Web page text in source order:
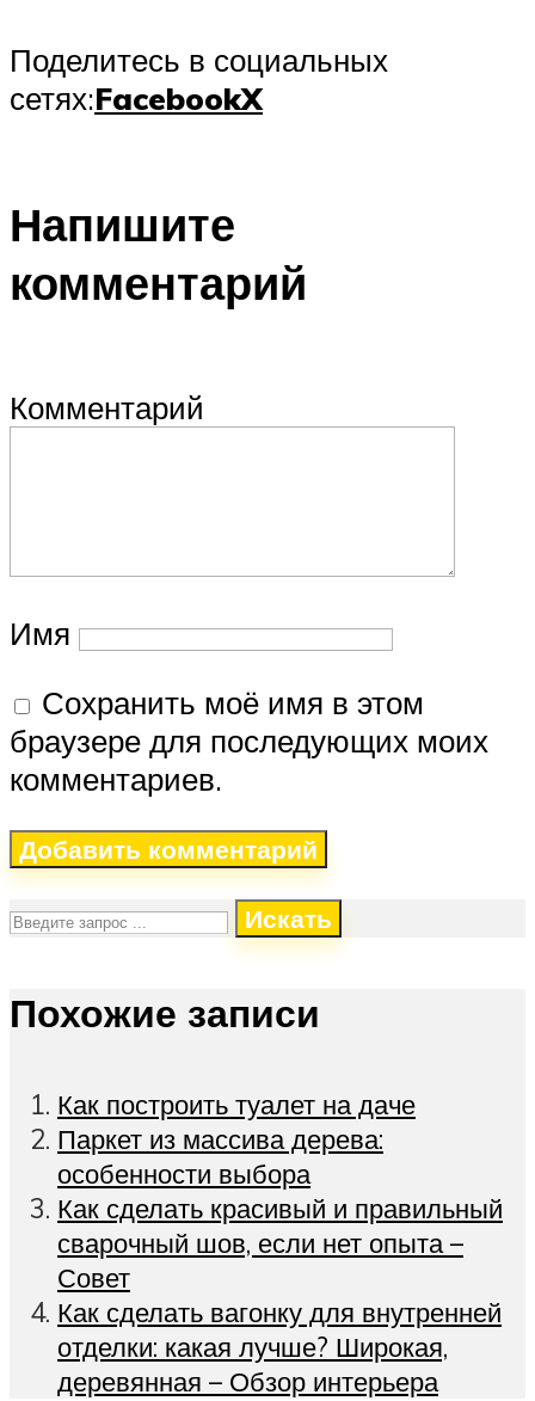
Поделитесь в социальных
сетях:FacebookX
Напишите
комментарий
Комментарий
Имя
Сохранить моё имя в этом
браузере для последующих моих
комментариев.
Искать
Похожие записи
Как построить туалет на даче
Паркет из массива дерева:
особенности выбора
Как сделать красивый и правильный
сварочный шов, если нет опыта –
Совет
Как сделать вагонку для внутренней
отделки: какая лучше? Широкая,
деревянная – Обзор интерьера